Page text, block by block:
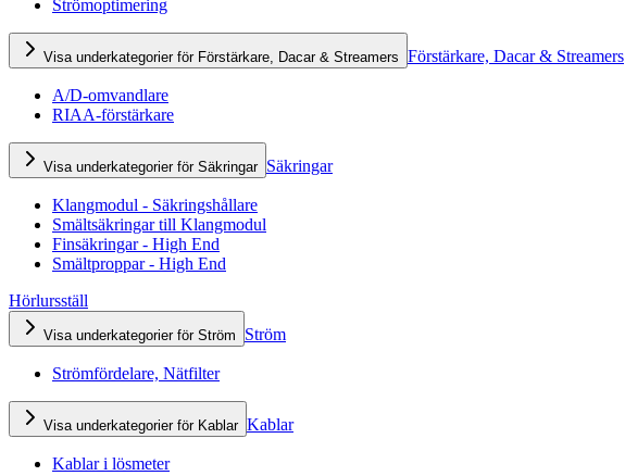
Strömoptimering
Visa underkategorier för Förstärkare, Dacar & Streamers Förstärkare, Dacar & Streamers
A/D-omvandlare
RIAA-förstärkare
Visa underkategorier för Säkringar Säkringar
Klangmodul - Säkringshållare
Smältsäkringar till Klangmodul
Finsäkringar - High End
Smältproppar - High End
Hörlursställ
Visa underkategorier för Ström Ström
Strömfördelare, Nätfilter
Visa underkategorier för Kablar Kablar
Kablar i lösmeter